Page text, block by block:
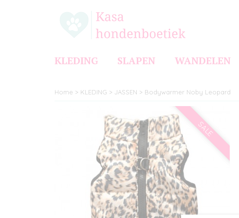
KLEDING SLAPEN WANDELEN
Home > KLEDING > JASSEN > Bodywarmer Noby Leopard
SALE